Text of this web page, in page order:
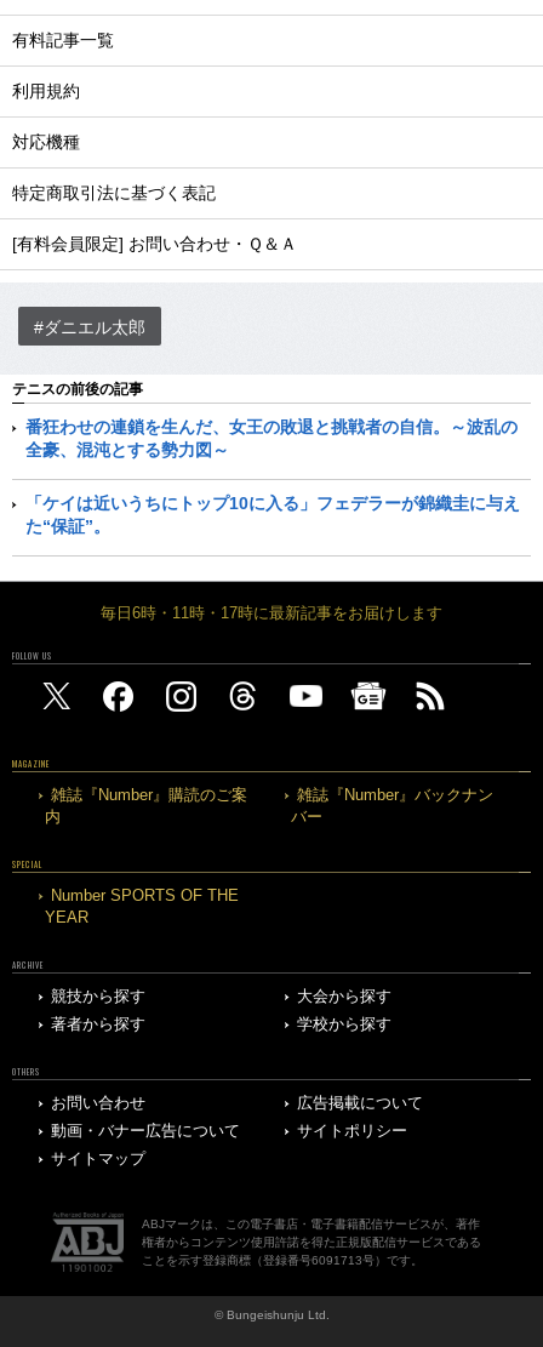
有料記事一覧
利用規約
対応機種
特定商取引法に基づく表記
[有料会員限定] お問い合わせ・Ｑ＆Ａ
#ダニエル太郎
テニスの前後の記事
番狂わせの連鎖を生んだ、女王の敗退と挑戦者の自信。～波乱の
全豪、混沌とする勢力図～
「ケイは近いうちにトップ10に入る」フェデラーが錦織圭に与え
た“保証”。
毎日6時・11時・17時に最新記事をお届けします
FOLLOW US
MAGAZINE
雑誌『Number』購読のご案
内
雑誌『Number』バックナン
バー
SPECIAL
Number SPORTS OF THE
YEAR
ARCHIVE
競技から探す
大会から探す
著者から探す
学校から探す
OTHERS
お問い合わせ
広告掲載について
動画・バナー広告について
サイトポリシー
サイトマップ
ABJマークは、この電子書店・電子書籍配信サービスが、著作
権者からコンテンツ使用許諾を得た正規版配信サービスである
ことを示す登録商標（登録番号6091713号）です。
© Bungeishunju Ltd.